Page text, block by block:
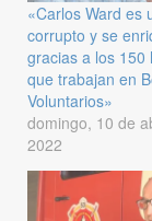
«Carlos Ward es
corrupto y se
gracias a los 150
que trabajan en
Voluntarios»
domingo, 10 de
2022